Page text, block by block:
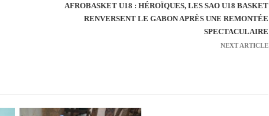
AFROBASKET U18 : HÉROÏQUES, LES SAO U18 BASKET
RENVERSENT LE GABON APRÈS UNE REMONTÉE
SPECTACULAIRE
NEXT ARTICLE